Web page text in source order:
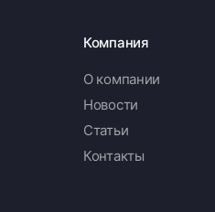
Компания
О компании
Новости
Статьи
Контакты